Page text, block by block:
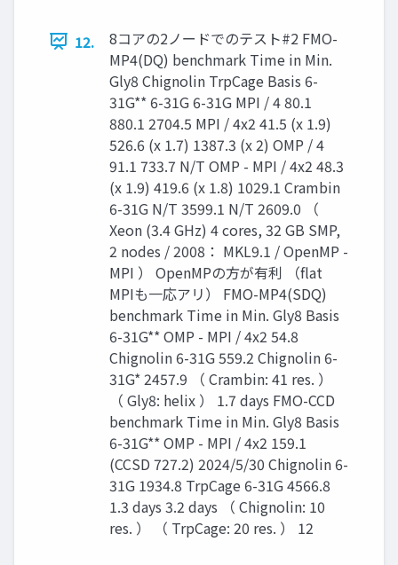
12.
8コアの2ノードでのテスト#2 FMO-
MP4(DQ) benchmark Time in Min.
Gly8 Chignolin TrpCage Basis 6-
31G** 6-31G 6-31G MPI / 4 80.1
880.1 2704.5 MPI / 4x2 41.5 (x 1.9)
526.6 (x 1.7) 1387.3 (x 2) OMP / 4
91.1 733.7 N/T OMP - MPI / 4x2 48.3
(x 1.9) 419.6 (x 1.8) 1029.1 Crambin
6-31G N/T 3599.1 N/T 2609.0 （
Xeon (3.4 GHz) 4 cores, 32 GB SMP,
2 nodes / 2008： MKL9.1 / OpenMP -
MPI ） OpenMPの方が有利 （flat
MPIも一応アリ） FMO-MP4(SDQ)
benchmark Time in Min. Gly8 Basis
6-31G** OMP - MPI / 4x2 54.8
Chignolin 6-31G 559.2 Chignolin 6-
31G* 2457.9 （ Crambin: 41 res. ）
（ Gly8: helix ） 1.7 days FMO-CCD
benchmark Time in Min. Gly8 Basis
6-31G** OMP - MPI / 4x2 159.1
(CCSD 727.2) 2024/5/30 Chignolin 6-
31G 1934.8 TrpCage 6-31G 4566.8
1.3 days 3.2 days （ Chignolin: 10
res. ） （ TrpCage: 20 res. ） 12